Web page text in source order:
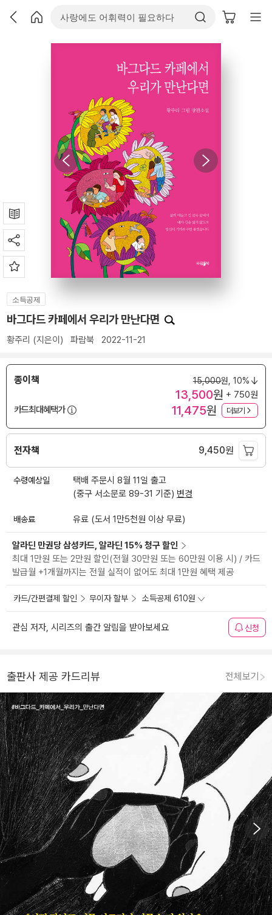
소득공제
바그다드 카페에서 우리가 만난다면
황주리 (지은이) 파람북 2022-11-21
종이책 15,000원, 10%
13,500원 + 750원
카드최대혜택가
11,475원 더보기
전자책 9,450원
수령예상일
택배 주문시 8월 11일 출고
(중구 서소문로 89-31 기준) 변경
배송료 유료 (도서 1만5천원 이상 무료)
알라딘 만권당 삼성카드, 알라딘 15% 청구 할인
최대 1만원 또는 2만원 할인(전월 30만원 또는 60만원 이용 시) / 카드
발급월 +1개월까지는 전월 실적이 없어도 최대 1만원 혜택 제공
카드/간편결제 할인 무이자 할부 소득공제 610원
관심 저자, 시리즈의 출간 알림을 받아보세요 신청
출판사 제공 카드리뷰 전체보기